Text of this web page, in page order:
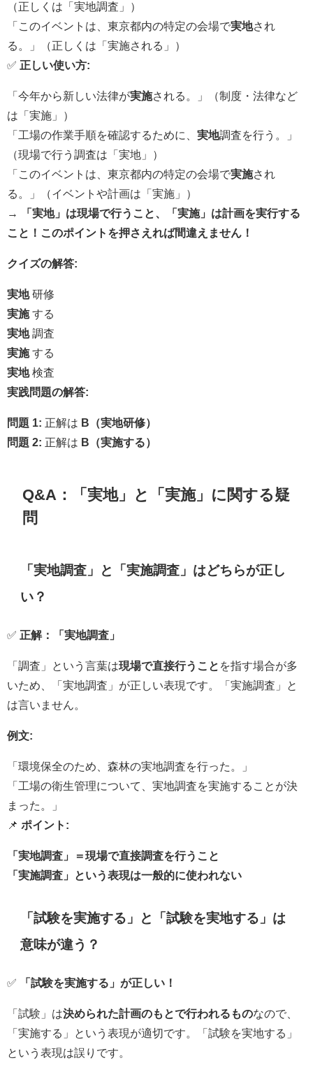
（正しくは「実地調査」）
「このイベントは、東京都内の特定の会場で実地され
る。」（正しくは「実施される」）
✅ 正しい使い方:
「今年から新しい法律が実施される。」（制度・法律など
は「実施」）
「工場の作業手順を確認するために、 実地調査を行う。」
（現場で行う調査は「実地」）
「このイベントは、東京都内の特定の会場で実施され
る。」（イベントや計画は「実施」）
→
「実地」は現場で行うこと、「実施」は計画を実行する
こと！このポイントを押さえれば間違えません！
クイズの解答:
実地研修
実施する
実地調査
実施する
実地検査
実践問題の解答:
問題 1: 正解は B（実地研修）
問題 2: 正解は B（実施する）
Q&A：「実地」と「実施」に関する疑
問
「実地調査」と「実施調査」はどちらが正し
い？
✅ 正解：「実地調査」
「調査」という言葉は現場で直接行うこと を指す場合が多
いため、「実地調査」が正しい表現です。「実施調査」と
は言いません。
例文:
「環境保全のため、森林の実地調査を行った。」
「工場の衛生管理について、実地調査を実施することが決
まった。」
📌 ポイント:
「実地調査」＝現場で直接調査を行うこと
「実施調査」という表現は一般的に使われない
「試験を実施する」と「試験を実地する」は
意味が違う？
✅ 「試験を実施する」が正しい！
「試験」は決められた計画のもとで行われるものなので、
「実施する」という表現が適切です。「試験を実地する」
という表現は誤りです。